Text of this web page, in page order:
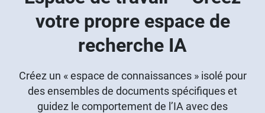
votre propre espace de
recherche IA
Créez un « espace de connaissances » isolé pour
des ensembles de documents spécifiques et
guidez le comportement de l’IA avec des